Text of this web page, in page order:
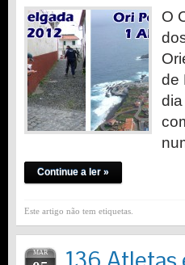
O
de
Continue a ler »
Este artigo não tem etiquetas.
MAR